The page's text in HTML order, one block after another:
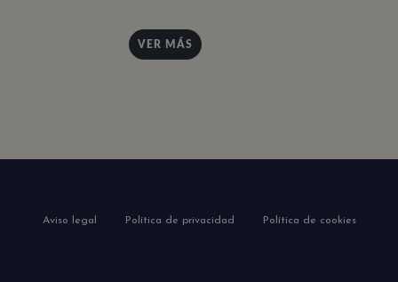
VER MÁS
Aviso legal Política de privacidad Política de cookies